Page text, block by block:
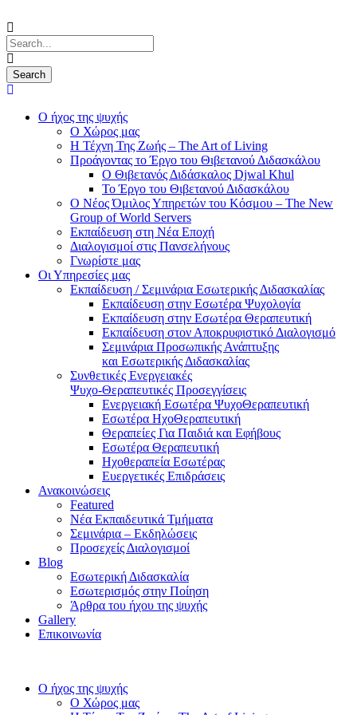
Ο ήχος της ψυχής
Ο Χώρος μας
Η Τέχνη Της Ζωής – The Art of Living
Προάγοντας το Έργο του Θιβετανού Διδασκάλου
Ο Θιβετανός Διδάσκαλος Djwal Khul
Το Έργο του Θιβετανού Διδασκάλου
Ο Νέος Όμιλος Υπηρετών του Κόσμου – The New
Group of World Servers
Εκπαίδευση στη Νέα Εποχή
Διαλογισμοί στις Πανσελήνους
Γνωρίστε μας
Οι Υπηρεσίες μας
Εκπαίδευση / Σεμινάρια Εσωτερικής Διδασκαλίας
Εκπαίδευση στην Εσωτέρα Ψυχολογία
Εκπαίδευση στην Εσωτέρα Θεραπευτική
Εκπαίδευση στον Αποκρυφιστικό Διαλογισμό
Σεμινάρια Προσωπικής Ανάπτυξης
και Εσωτερικής Διδασκαλίας
Συνθετικές Ενεργειακές
Ψυχο-Θεραπευτικές Προσεγγίσεις
Ενεργειακή Εσωτέρα ΨυχοΘεραπευτική
Εσωτέρα ΗχοΘεραπευτική
Θεραπείες Για Παιδιά και Εφήβους
Εσωτέρα Θεραπευτική
Ηχοθεραπεία Εσωτέρας
Ευεργετικές Επιδράσεις
Ανακοινώσεις
Featured
Νέα Εκπαιδευτικά Τμήματα
Σεμινάρια – Εκδηλώσεις
Προσεχείς Διαλογισμοί
Blog
Εσωτερική Διδασκαλία
Εσωτερισμός στην Ποίηση
Άρθρα του ήχου της ψυχής
Gallery
Επικοινωνία
Ο ήχος της ψυχής
Ο Χώρος μας